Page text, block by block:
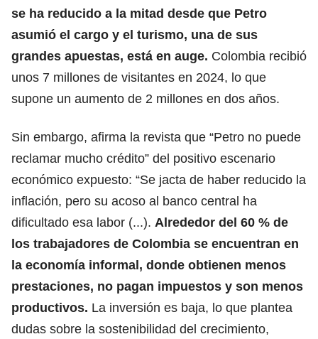
se ha reducido a la mitad desde que Petro
asumió el cargo y el turismo, una de sus
grandes apuestas, está en auge. Colombia recibió
unos 7 millones de visitantes en 2024, lo que
supone un aumento de 2 millones en dos años.
Sin embargo, afirma la revista que “Petro no puede
reclamar mucho crédito” del positivo escenario
económico expuesto: “Se jacta de haber reducido la
inflación, pero su acoso al banco central ha
dificultado esa labor (...). Alrededor del 60 % de
los trabajadores de Colombia se encuentran en
la economía informal, donde obtienen menos
prestaciones, no pagan impuestos y son menos
productivos. La inversión es baja, lo que plantea
dudas sobre la sostenibilidad del crecimiento,